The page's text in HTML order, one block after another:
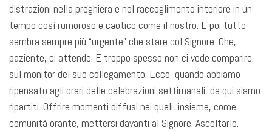
distrazioni nella preghiera e nel raccoglimento interiore in un
tempo così rumoroso e caotico come il nostro. E poi tutto
sembra sempre più “urgente” che stare col Signore. Che,
paziente, ci attende. E troppo spesso non ci vede comparire
sul monitor del suo collegamento. Ecco, quando abbiamo
ripensato agli orari delle celebrazioni settimanali, da qui siamo
ripartiti. Offrire momenti diffusi nei quali, insieme, come
comunità orante, mettersi davanti al Signore. Ascoltarlo.